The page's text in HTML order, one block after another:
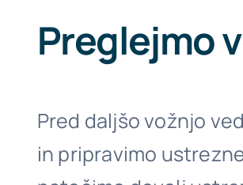
Preglejmo
Pred daljšo vožnjo
in pripravimo